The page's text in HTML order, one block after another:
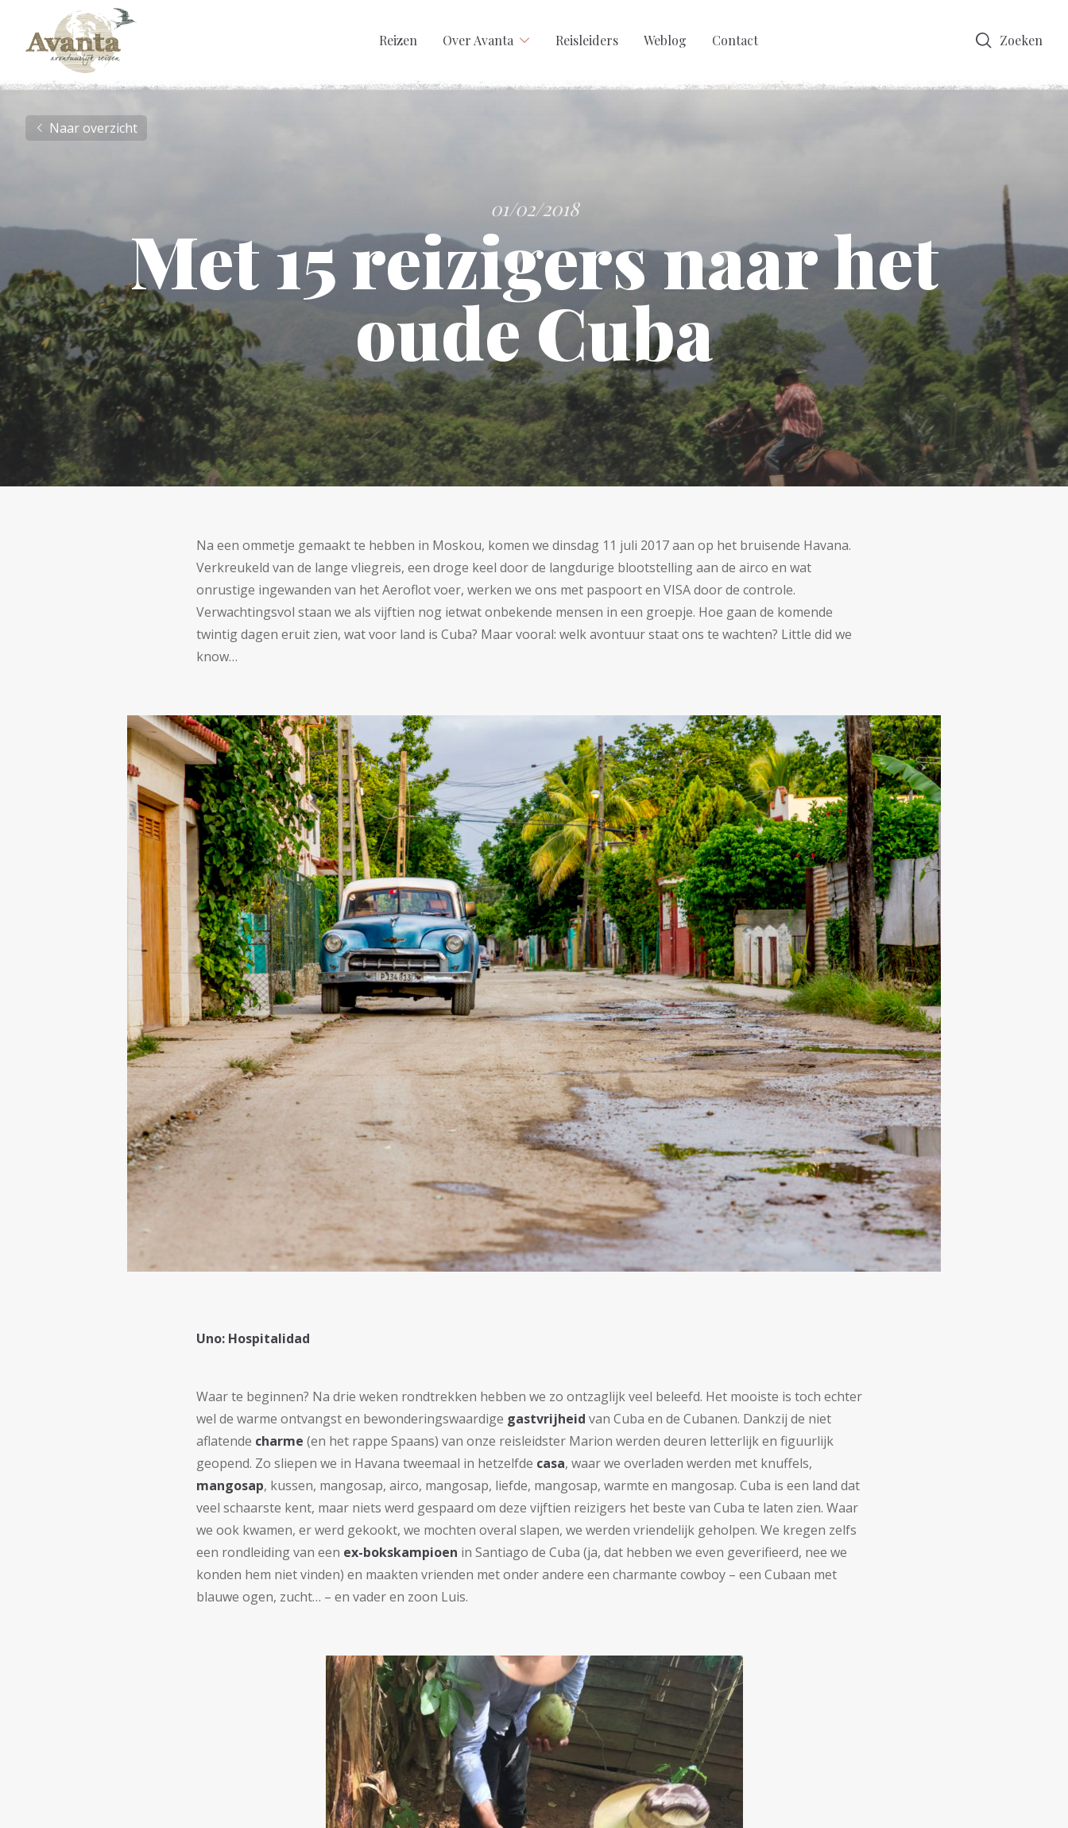
Reizen Over Avanta Reisleiders Weblog Contact Zoeken
01/02/2018
Met 15 reizigers naar het
oude Cuba
Naar overzicht
Na een ommetje gemaakt te hebben in Moskou, komen we dinsdag 11 juli 2017 aan op het bruisende Havana.
Verkreukeld van de lange vliegreis, een droge keel door de langdurige blootstelling aan de airco en wat
onrustige ingewanden van het Aeroflot voer, werken we ons met paspoort en VISA door de controle.
Verwachtingsvol staan we als vijftien nog ietwat onbekende mensen in een groepje. Hoe gaan de komende
twintig dagen eruit zien, wat voor land is Cuba? Maar vooral: welk avontuur staat ons te wachten? Little did we
know…
Uno: Hospitalidad
Waar te beginnen? Na drie weken rondtrekken hebben we zo ontzaglijk veel beleefd. Het mooiste is toch echter
wel de warme ontvangst en bewonderingswaardige gastvrijheid van Cuba en de Cubanen. Dankzij de niet
aflatende charme (en het rappe Spaans) van onze reisleidster Marion werden deuren letterlijk en figuurlijk
geopend. Zo sliepen we in Havana tweemaal in hetzelfde casa, waar we overladen werden met knuffels,
mangosap, kussen, mangosap, airco, mangosap, liefde, mangosap, warmte en mangosap. Cuba is een land dat
veel schaarste kent, maar niets werd gespaard om deze vijftien reizigers het beste van Cuba te laten zien. Waar
we ook kwamen, er werd gekookt, we mochten overal slapen, we werden vriendelijk geholpen. We kregen zelfs
een rondleiding van een ex-bokskampioen in Santiago de Cuba (ja, dat hebben we even geverifieerd, nee we
konden hem niet vinden) en maakten vrienden met onder andere een charmante cowboy – een Cubaan met
blauwe ogen, zucht… – en vader en zoon Luis.